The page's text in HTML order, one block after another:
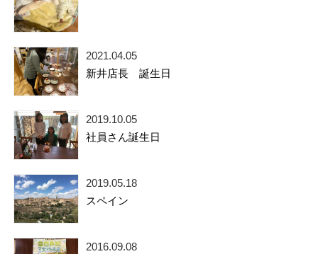
2021.04.05
新井店長 誕生日
2019.10.05
社員さん誕生日
2019.05.18
スペイン
2016.09.08